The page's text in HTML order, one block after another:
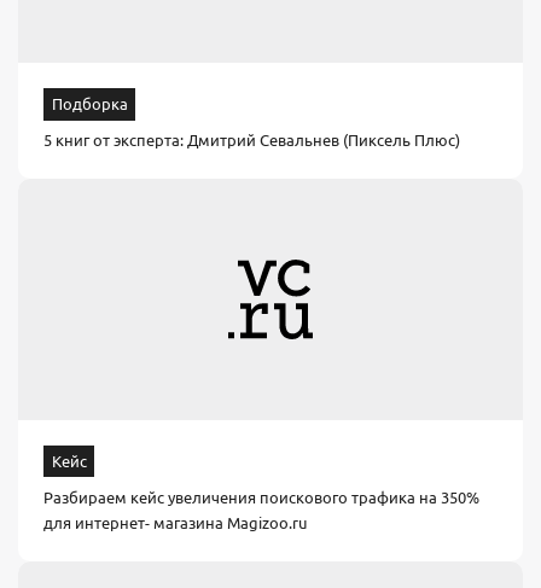
Подборка
5 книг от эксперта: Дмитрий Севальнев (Пиксель Плюс)
Кейс
Разбираем кейс увеличения поискового трафика на 350%
для интернет- магазина Magizoo.ru